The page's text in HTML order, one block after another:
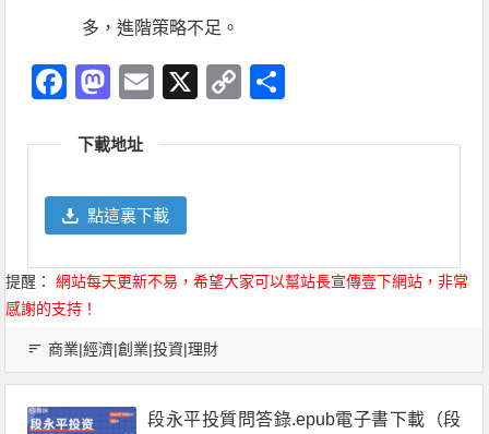
多，進階策略不足。
Facebook
Mastodon
Email
X
Copy
下載地址
點這裏下載
提醒：
網站每天更新不易，希望大家可以幫站長宣傳壹下網站，非常
感謝的支持！
商業|經濟|創業|投資|理財
段永平投質問答錄.epub電子書下載（段